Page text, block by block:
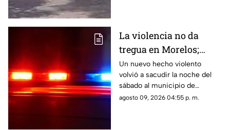
La violencia no da
tregua en Morelos;
ejecutan a un hombre
en Jiutepec
Un nuevo hecho violento
volvió a sacudir la noche del
sábado al municipio de
Jiutepec.
agosto 09, 2026 04:55 p. m.